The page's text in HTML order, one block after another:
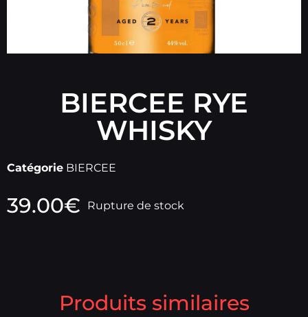
BIERCEE RYE
WHISKY
Catégorie BIERCEE
39.00€ Rupture de stock
Produits similaires